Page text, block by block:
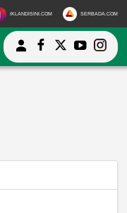
IKLANDISINI.COM SERBADA.COM